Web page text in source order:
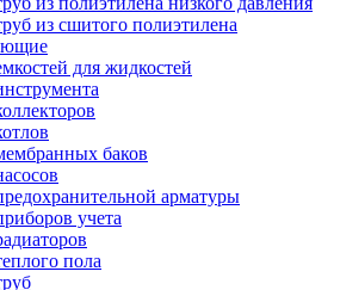
из сшитого полиэтилена
для жидкостей
баков
арматуры
учета
пола